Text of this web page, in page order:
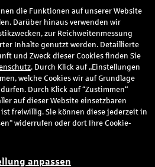
Ihrer E-Mail-Adresse und dem von
die Funktionen auf unserer Website
Darüber hinaus verwenden wir
zur Reichweitenmessung
Inhalte genutzt werden. Detaillierte
und Zweck dieser Cookies finden Sie
. Durch Klick auf „Einstellungen
welche Cookies wir auf Grundlage
Durch Klick auf “Zustimmen“
auf dieser Website einsetzbaren
freiwillig. Sie können diese jederzeit in
widerrufen oder dort Ihre Cookie-
anpassen